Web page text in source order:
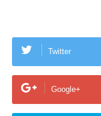
Twitter
Google+